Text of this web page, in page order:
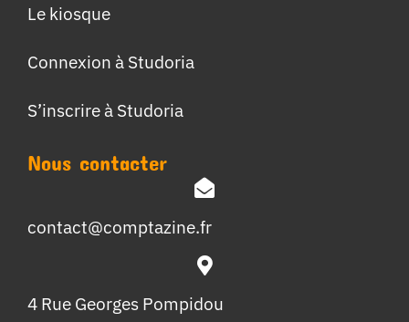
Le kiosque
Connexion à Studoria
S’inscrire à Studoria
Nous contacter
contact@comptazine.fr
4 Rue Georges Pompidou